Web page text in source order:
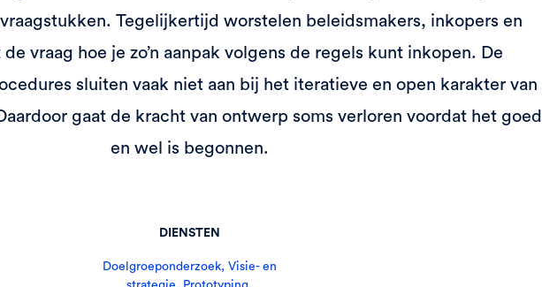
Tegelijkertijd worstelen beleidsmakers, inkopers en
vraag hoe je zo’n aanpak volgens de regels kunt inkopen. De
sluiten vaak niet aan bij het iteratieve en open karakter van
gaat de kracht van ontwerp soms verloren voordat het goed
en wel is begonnen.
DIENSTEN
Doelgroeponderzoek, Visie- en